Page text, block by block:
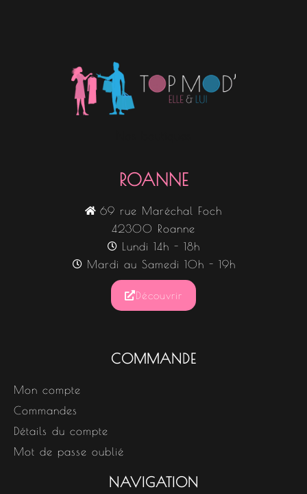
ROANNE
69 rue Maréchal Foch
42300 Roanne
Lundi 14h - 18h
Mardi au Samedi 10h - 19h
Découvrir
COMMANDE
Mon compte
Commandes
Détails du compte
Mot de passe oublié
NAVIGATION